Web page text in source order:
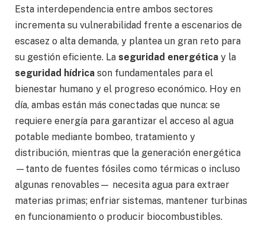
Esta interdependencia entre ambos sectores
incrementa su vulnerabilidad frente a escenarios de
escasez o alta demanda, y plantea un gran reto para
su gestión eficiente. La seguridad energética y la
seguridad hídrica son fundamentales para el
bienestar humano y el progreso económico. Hoy en
día, ambas están más conectadas que nunca: se
requiere energía para garantizar el acceso al agua
potable mediante bombeo, tratamiento y
distribución, mientras que la generación energética
—tanto de fuentes fósiles como térmicas o incluso
algunas renovables— necesita agua para extraer
materias primas; enfriar sistemas, mantener turbinas
en funcionamiento o producir biocombustibles.